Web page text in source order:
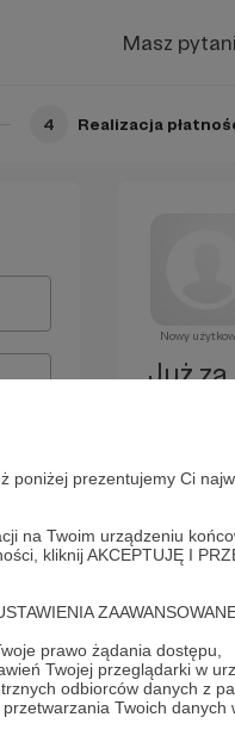
poniżej prezentujemy Ci
na Twoim urządzeniu
kliknij AKCEPTUJĘ I
prawo żądania dostępu,
Twojej przeglądarki w
odbiorców danych z
Twoich danych
Masz
4 Realizacja
celu
Nowy
Już